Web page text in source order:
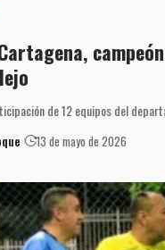
de 12 equipos del
13 de mayo de 2026